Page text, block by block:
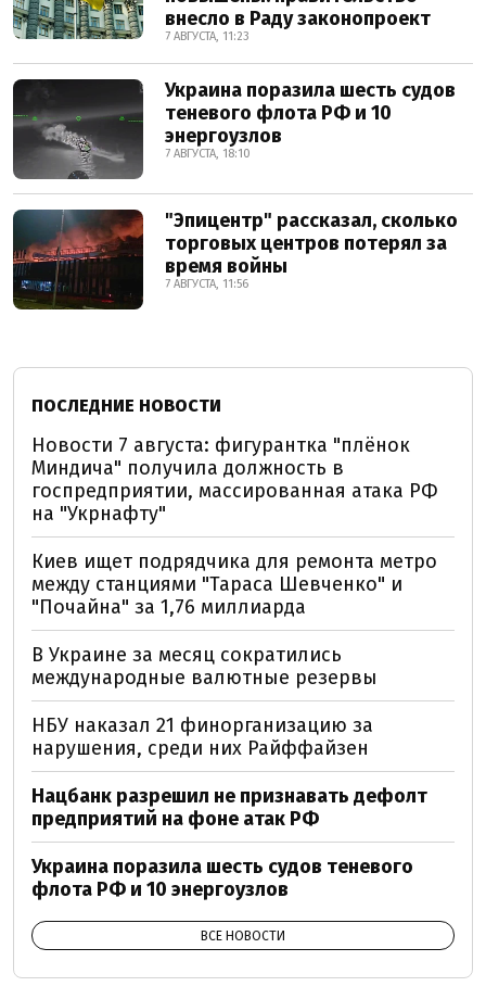
внесло в Раду законопроект
7 АВГУСТА, 11:23
Украина поразила шесть судов
теневого флота РФ и 10
энергоузлов
7 АВГУСТА, 18:10
"Эпицентр" рассказал, сколько
торговых центров потерял за
время войны
7 АВГУСТА, 11:56
ПОСЛЕДНИЕ НОВОСТИ
Новости 7 августа: фигурантка "плёнок
Миндича" получила должность в
госпредприятии, массированная атака РФ
на "Укрнафту"
Киев ищет подрядчика для ремонта метро
между станциями "Тараса Шевченко" и
"Почайна" за 1,76 миллиарда
В Украине за месяц сократились
международные валютные резервы
НБУ наказал 21 финорганизацию за
нарушения, среди них Райффайзен
Нацбанк разрешил не признавать дефолт
предприятий на фоне атак РФ
Украина поразила шесть судов теневого
флота РФ и 10 энергоузлов
ВСЕ НОВОСТИ